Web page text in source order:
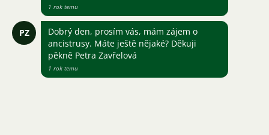
1 rok temu
PZ
Dobrý den, prosím vás, mám zájem o
ancistrusy. Máte ještě nějaké? Děkuji
pěkně Petra Zavřelová
1 rok temu